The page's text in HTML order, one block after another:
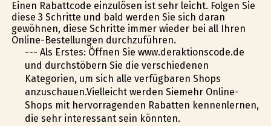
Einen Rabattcode einzulösen ist sehr leicht. Folgen Sie
diese 3 Schritte und bald werden Sie sich daran
gewöhnen, diese Schritte immer wieder bei all Ihren
Online-Bestellungen durchzuführen.
--- Als Erstes: Öffnen Sie www.deraktionscode.de
und durchstöbern Sie die verschiedenen
Kategorien, um sich alle verfügbaren Shops
anzuschauen.Vielleicht werden Siemehr Online-
Shops mit hervorragenden Rabatten kennenlernen,
die sehr interessant sein könnten.